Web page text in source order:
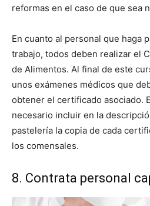
reformas en el caso de que sea
En cuanto al personal que haga
trabajo, todos deben realizar el
de Alimentos. Al final de este
unos exámenes médicos que
obtener el certificado asociado.
necesario incluir en la
pastelería la copia de cada
los comensales.
8. Contrata personal